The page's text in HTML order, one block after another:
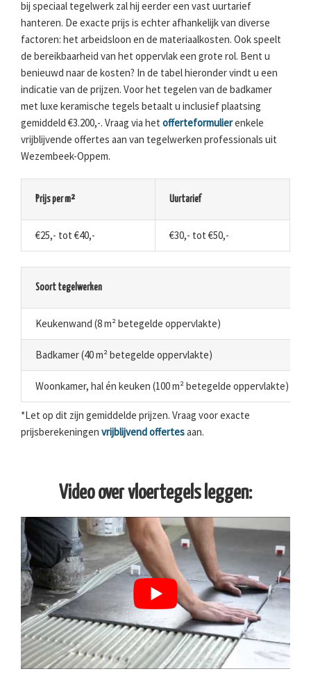
bij speciaal tegelwerk zal hij eerder een vast uurtarief
hanteren. De exacte prijs is echter afhankelijk van diverse
factoren: het arbeidsloon en de materiaalkosten. Ook speelt
de bereikbaarheid van het oppervlak een grote rol. Bent u
benieuwd naar de kosten? In de tabel hieronder vindt u een
indicatie van de prijzen. Voor het tegelen van de badkamer
met luxe keramische tegels betaalt u inclusief plaatsing
gemiddeld €3.200,-. Vraag via het offerteformulierenkele
vrijblijvende offertes aan van tegelwerken professionals uit
Wezembeek-Oppem.
Prijs per m² Uurtarief
€25,- tot €40,- €30,- tot €50,-
Soort tegelwerken
Keukenwand (8 m² betegelde oppervlakte)
Badkamer (40 m² betegelde oppervlakte)
Woonkamer, hal én keuken (100 m² betegelde oppervlakte)
*Let op dit zijn gemiddelde prijzen. Vraag voor exacte
prijsberekeningen vrijblijvend offertesaan.
Video over vloertegels leggen: